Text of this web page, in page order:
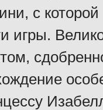
с
игры.